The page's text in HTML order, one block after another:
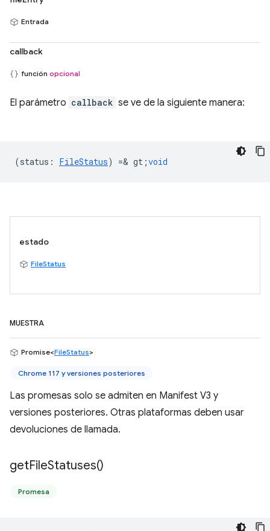
Entrada
callback
función opcional
El parámetro callback se ve de la siguiente manera:
(status : FileStatus) =& gt;void
estado
FileStatus
MUESTRA
Promise<FileStatus>
Chrome 117 y versiones posteriores
Las promesas solo se admiten en Manifest V3 y
versiones posteriores. Otras plataformas deben usar
devoluciones de llamada.
getFileStatuses()
Promesa